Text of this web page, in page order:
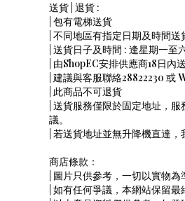
送貨 | 退貨 :
| 包有電梯送貨
| 不同地區有指定日期及時間送
| 送貨日子及時間 : 逢星期一至
| 由ShopEC安排供應商18日
| 建議與客服聯絡28822230 或
| 此商品不可退貨
| 送貨服務僅限於固定地址，
議。
| 若送貨地址並無升降機直達
商店條款：
| 圖片只供參考，一切以實物為
| 如有任何爭議，本網站保留最